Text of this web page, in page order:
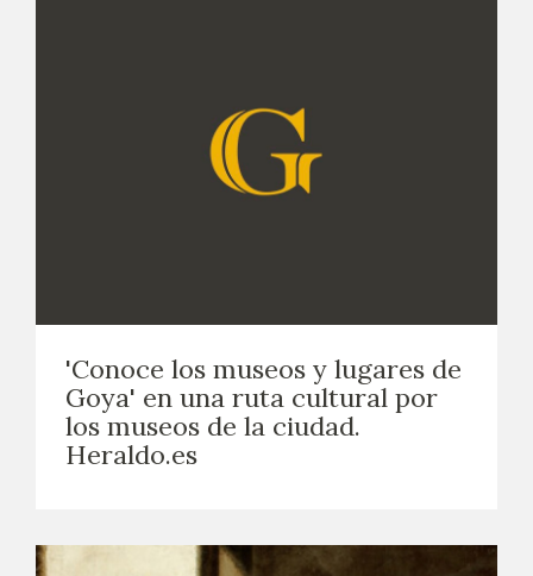
'Conoce los museos y lugares de
Goya' en una ruta cultural por
los museos de la ciudad.
Heraldo.es